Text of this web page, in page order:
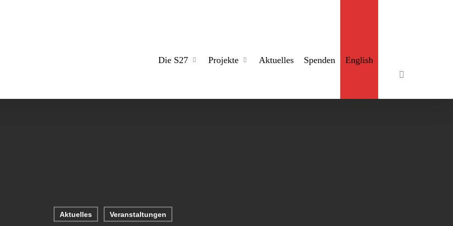
Die S27 Projekte Aktuelles Spenden English
Aktuelles Veranstaltungen